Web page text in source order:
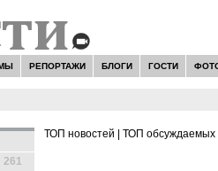
РЕПОРТАЖИ БЛОГИ ГОСТИ
261
ТОП новостей ТОП обсуждаемых